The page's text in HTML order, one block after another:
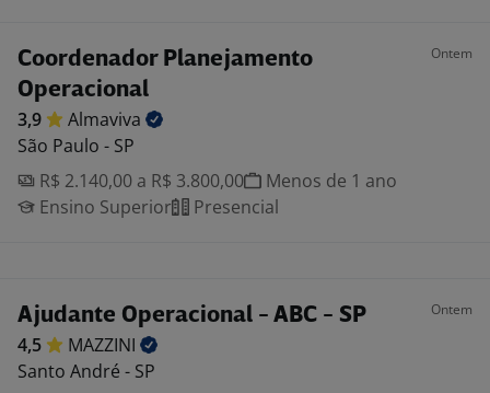
Coordenador Planejamento
Operacional
Ontem
3,9
Almaviva
São Paulo - SP
R$ 2.140,00 a R$ 3.800,00
Menos de 1 ano
Ensino Superior
Presencial
Ajudante Operacional - ABC - SP Ontem
4,5
MAZZINI
Santo André - SP